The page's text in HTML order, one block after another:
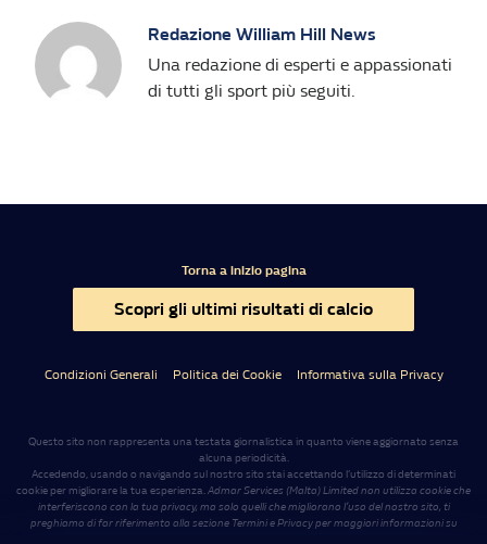
Redazione William Hill News
Una redazione di esperti e appassionati
di tutti gli sport più seguiti.
Torna a inizio pagina
Scopri gli ultimi risultati di calcio
Condizioni Generali Politica dei Cookie Informativa sulla Privacy
Questo sito non rappresenta una testata giornalistica in quanto viene aggiornato senza
alcuna periodicità.
Accedendo, usando o navigando sul nostro sito stai accettando l’utilizzo di determinati
cookie per migliorare la tua esperienza.Admar Services (Malta) Limited non utilizza cookie che
interferiscono con la tua privacy, ma solo quelli che migliorano l’uso del nostro sito, ti
preghiamo di far riferimento alla sezione Termini e Privacy per maggiori informazioni su